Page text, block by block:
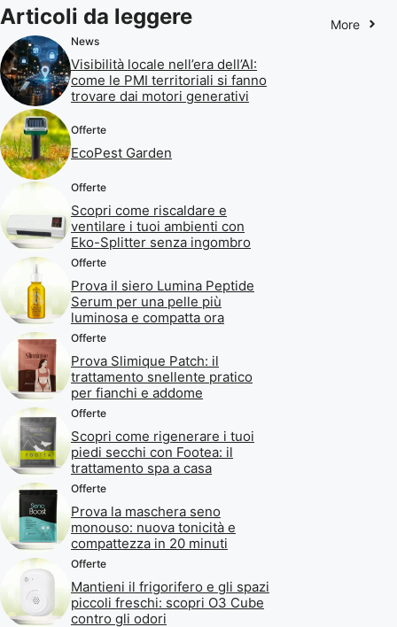
Articoli da leggere More
News
Visibilità locale nell’era dell’AI:
come le PMI territoriali si fanno
trovare dai motori generativi
Offerte
EcoPest Garden
Offerte
Scopri come riscaldare e
ventilare i tuoi ambienti con
Eko-Splitter senza ingombro
Offerte
Prova il siero Lumina Peptide
Serum per una pelle più
luminosa e compatta ora
Offerte
Prova Slimique Patch: il
trattamento snellente pratico
per fianchi e addome
Offerte
Scopri come rigenerare i tuoi
piedi secchi con Footea: il
trattamento spa a casa
Offerte
Prova la maschera seno
monouso: nuova tonicità e
compattezza in 20 minuti
Offerte
Mantieni il frigorifero e gli spazi
piccoli freschi: scopri O3 Cube
contro gli odori